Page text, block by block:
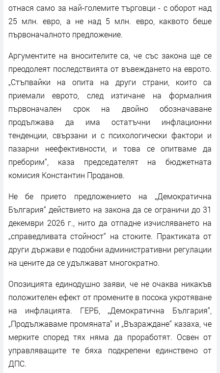
отнася само за най-големите търговци - с оборот над
25 млн. евро, а не над 5 млн. евро, каквото беше
първоначалното предложение.
Аргументите на вносителите са, че със закона ще се
преодолеят последствията от въвеждането на еврото.
„Стъпвайки на опита на други страни, които са
приемали еврото, след изтичане на формалния
първоначален срок на двойно обозначаване
продължава да има остатъчни инфлационни
тенденции, свързани и с психологически фактори и
пазарни неефективности, и това се опитваме да
преборим“, каза председателят на бюджетната
комисия Константин Проданов.
Не бе прието предложението на „Демократична
България“ действието на закона да се ограничи до 31
декември 2026 г., нито да отпадне изчисляването на
„справедливата стойност“ на стоките. Практиката от
други държави е подобни административни регулации
на цените да се удължават многократно.
Опозицията единодушно заяви, че не очаква никакъв
положителен ефект от промените в посока укротяване
на инфлацията. ГЕРБ, „Демократична България“,
„Продължаваме промяната“ и „Възраждане“ казаха, че
мерките според тях няма да проработят. Освен от
управляващите те бяха подкрепени единствено от
ДПС.